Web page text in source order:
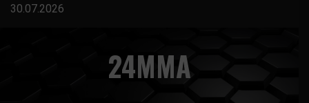
Перейти
30.07.2026
24MMA